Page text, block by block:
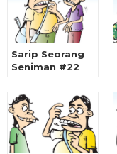
Sarip Seorang
Seniman #22